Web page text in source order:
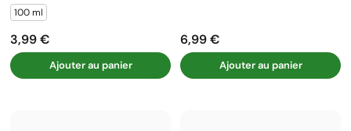
100 ml
Prix
3,99 €
Ajouter au panier
Prix
6,99 €
Ajouter au panier